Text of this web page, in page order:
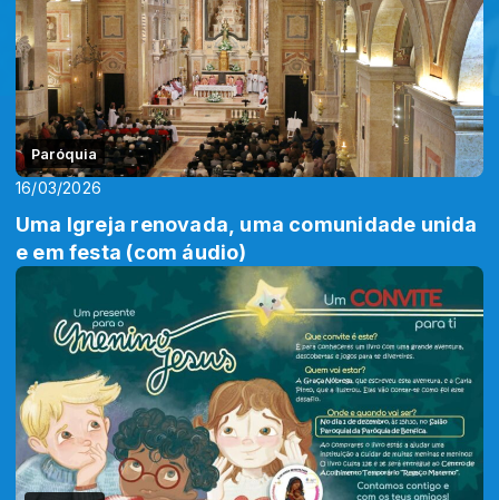
Paróquia
16/03/2026
Uma Igreja renovada, uma comunidade unida
e em festa (com áudio)